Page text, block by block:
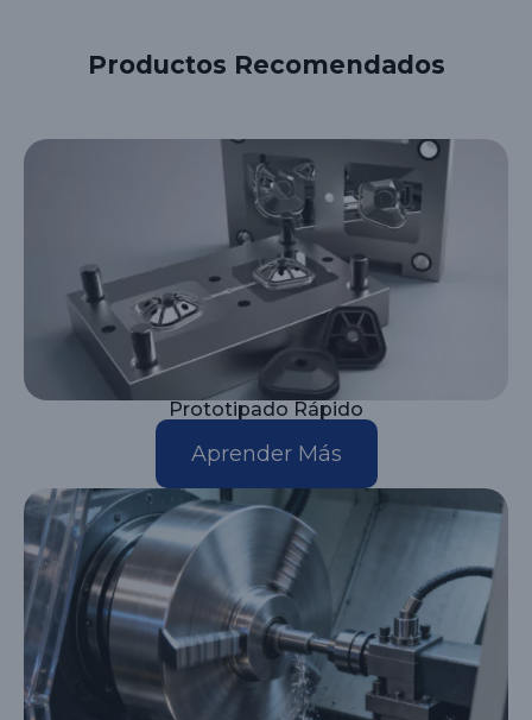
Productos Recomendados
Prototipado Rápido
Aprender Más